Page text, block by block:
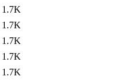
1.7K
1.7K
1.7K
1.7K
1.7K